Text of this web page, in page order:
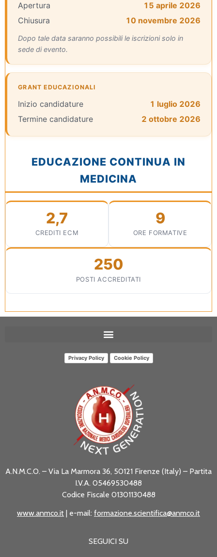
Apertura
15 aprile 2026
Chiusura
10 novembre 2026
Dopo tale data saranno possibili le iscrizioni solo in
sede di evento.
GRANT EDUCAZIONALI
Inizio candidature
1 luglio 2026
Termine candidature
2 ottobre 2026
EDUCAZIONE CONTINUA IN
MEDICINA
2,7
CREDITI ECM
9
ORE FORMATIVE
250
POSTI ACCREDITATI
Privacy Policy Cookie Policy
A.N.M.C.O. – Via La Marmora 36, 50121 Firenze (Italy) – Partita
I.V.A. 05469530488
Codice Fiscale 01301130488
www.anmco.it | e-mail: formazione.scientifica@anmco.it
SEGUICI SU